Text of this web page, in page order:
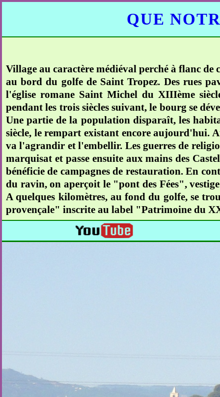
QUE
Village au caractère médiéval perché à flanc de
au bord du golfe de Saint Tropez. Des rues
l'église romane Saint Michel du XIIIème
pendant les trois siècles suivant, le bourg se
Une partie de la population disparaît, les
siècle, le rempart existant encore aujourd'hui.
va l'agrandir et l'embellir. Les guerres de
marquisat et passe ensuite aux mains des
bénéficie de campagnes de restauration. En
du ravin, on aperçoit le "pont des Fées",
A quelques kilomètres, au fond du golfe, se
provençale" inscrite au label "Patrimoine du